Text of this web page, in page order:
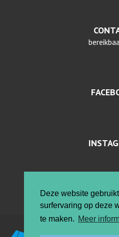
Deze website
surfervaring op deze
te maken. Meer